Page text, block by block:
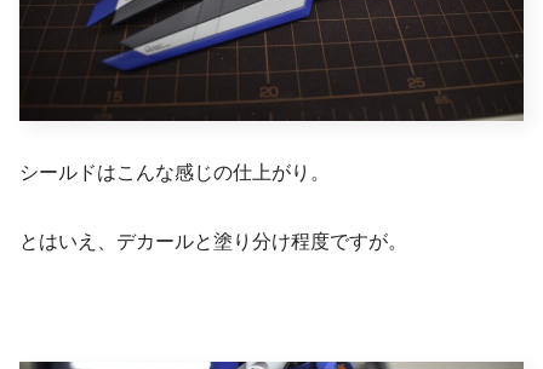
シールドはこんな感じの仕上がり。
とはいえ、デカールと塗り分け程度ですが。